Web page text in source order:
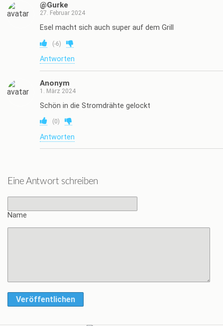
@Gurke
27. Februar 2024
Esel macht sich auch super auf dem Grill
(-6)
Antworten
Anonym
1. März 2024
Schön in die Stromdrähte gelockt
(0)
Antworten
Eine Antwort schreiben
Name
Veröffentlichen